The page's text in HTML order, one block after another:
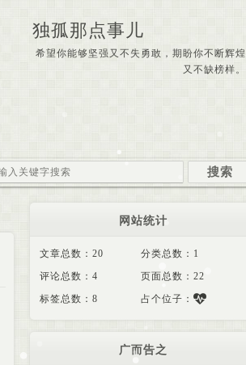
独孤那点事儿
希望你能够坚强又不失勇敢，期盼你不断辉煌
又不缺榜样。
网站统计
文章总数：20
分类总数：1
评论总数：4
页面总数：22
标签总数：8
占个位子：
广而告之